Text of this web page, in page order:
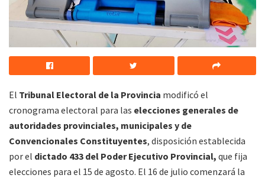
El Tribunal Electoral de la Provincia modificó el
cronograma electoral para las elecciones generales de
autoridades provinciales, municipales y de
Convencionales Constituyentes, disposición establecida
por el dictado 433 del Poder Ejecutivo Provincial, que fija
elecciones para el 15 de agosto. El 16 de julio comenzará la